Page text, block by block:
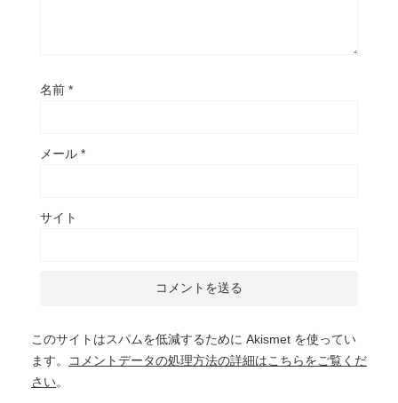
名前 *
メール *
サイト
このサイトはスパムを低減するために Akismet を使ってい
ます。
コメントデータの処理方法の詳細はこちらをご覧くだ
さい。